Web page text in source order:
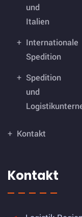
und
Italien
Internationale
Spedition
Spedition
und
Kontakt
Kontakt